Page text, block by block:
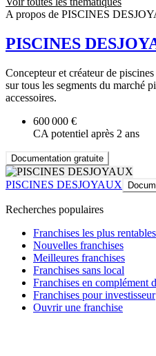
A propos de PISCINES
PISCINES
Concepteur et créateur de
sur tous les segments du marché
accessoires.
600 000 €
CA potentiel après 2 ans
Documentation gratuite
PISCINES DESJOYAUX
Recherches populaires
Franchises les plus rentables
Nouvelles franchises
Meilleures franchises
Franchises sans local
Franchises en complément
Franchises pour investisseur
Ouvrir une franchise